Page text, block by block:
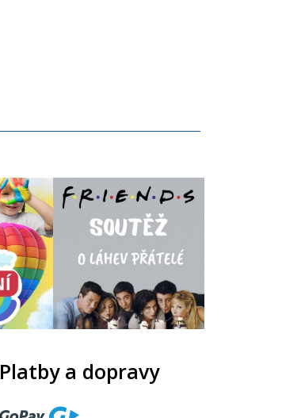
Platby a dopravy